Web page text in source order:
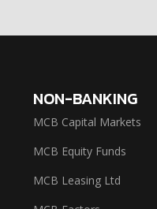
NON-BANKING
MCB Capital Markets
MCB Equity Funds
MCB Leasing Ltd